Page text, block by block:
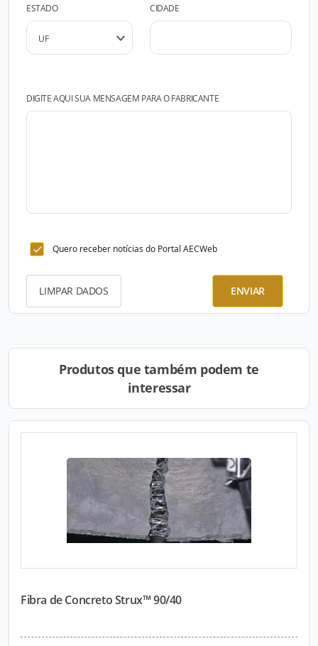
ESTADO CIDADE
DIGITE AQUI SUA MENSAGEM PARA O FABRICANTE
Quero receber notícias do Portal AECWeb
LIMPAR DADOS ENVIAR
Produtos que também podem te
interessar
Fibra de Concreto Strux™ 90/40